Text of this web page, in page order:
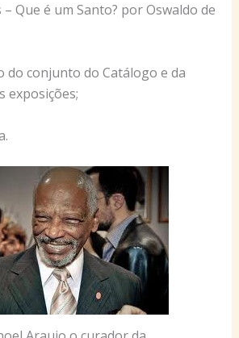
Que é um Santo? por Oswaldo de
do conjunto do Catálogo e da
exposições;